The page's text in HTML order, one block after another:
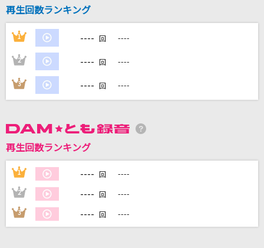
カラオケ最新情報をチェック！
カラオケをもっと楽しもう！
自宅でカラオケ歌い放題！
再生回数ランキング
1 ---- 回 ----
2 ---- 回 ----
3 ---- 回 ----
再生回数ランキング
1 ---- 回 ----
2 ---- 回 ----
3 ---- 回 ----